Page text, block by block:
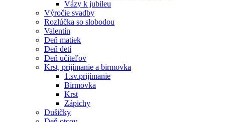
Vázy k jubileu
Výročie svadby
Rozlúčka so slobodou
Valentín
Deň matiek
Deň detí
Deň učiteľov
Krst, prijímanie a birmovka
1.sv.prijímanie
Birmovka
Krst
Zápichy
Dušičky